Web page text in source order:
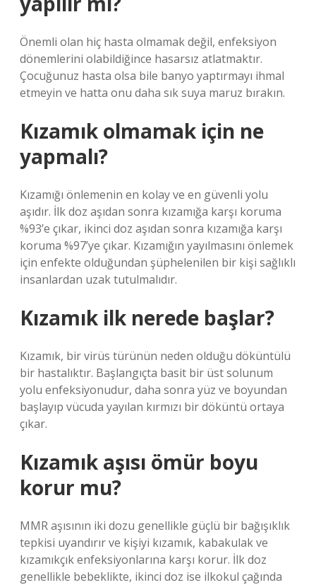
Önemli olan hiç hasta olmamak değil, enfeksiyon
dönemlerini olabildiğince hasarsız atlatmaktır.
Çocuğunuz hasta olsa bile banyo yaptırmayı ihmal
etmeyin ve hatta onu daha sık suya maruz bırakın.
Kızamık olmamak için ne
yapmalı?
Kızamığı önlemenin en kolay ve en güvenli yolu
aşıdır. İlk doz aşıdan sonra kızamığa karşı koruma
%93’e çıkar, ikinci doz aşıdan sonra kızamığa karşı
koruma %97’ye çıkar. Kızamığın yayılmasını önlemek
için enfekte olduğundan şüphelenilen bir kişi sağlıklı
insanlardan uzak tutulmalıdır.
Kızamık ilk nerede başlar?
Kızamık, bir virüs türünün neden olduğu döküntülü
bir hastalıktır. Başlangıçta basit bir üst solunum
yolu enfeksiyonudur, daha sonra yüz ve boyundan
başlayıp vücuda yayılan kırmızı bir döküntü ortaya
çıkar.
Kızamık aşısı ömür boyu
korur mu?
MMR aşısının iki dozu genellikle güçlü bir bağışıklık
tepkisi uyandırır ve kişiyi kızamık, kabakulak ve
kızamıkçık enfeksiyonlarına karşı korur. İlk doz
genellikle bebeklikte, ikinci doz ise ilkokul çağında